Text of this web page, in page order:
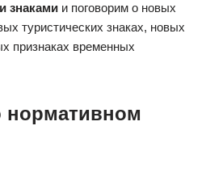
знаками и поговорим о новых
туристических знаках, новых
признаках временных